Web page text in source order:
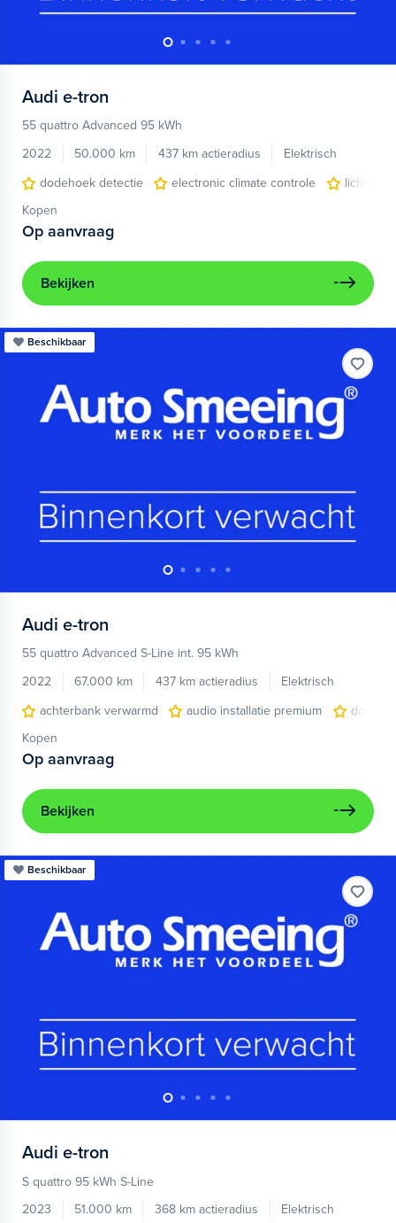
Audi e-tron
55 quattro Advanced 95 kWh
2022
50.000 km 437 km actieradius
Elektrisch
dodehoek detectie
electronic climate controle
Kopen
Op aanvraag
Bekijken
Beschikbaar
Audi e-tron
55 quattro Advanced S-Line int. 95 kWh
2022
67.000 km 437 km actieradius
Elektrisch
achterbank verwarmd
audio installatie premium
Kopen
Op aanvraag
Bekijken
Beschikbaar
Audi e-tron
S quattro 95 kWh S-Line
2023
51.000 km 368 km actieradius
Elektrisch